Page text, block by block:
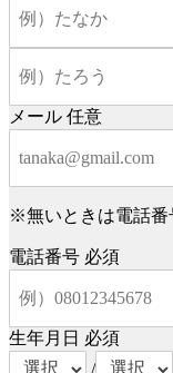
メール 任意
※無いときは電話番
電話番号 必須
生年月日 必須
/